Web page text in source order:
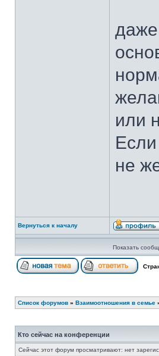
даже
или
не
Вернуться к началу
Показать
Список форумов » Взаимоотношения в семье
Кто сейчас на конференции
Сейчас этот форум просматривают: нет